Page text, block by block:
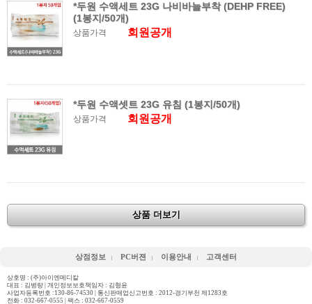
*두원 수액세트 23G 나비바늘부착 (DEHP FREE)
(1봉지/50개)
상품가격 회원공개
*두원 수액셋트 23G 유침 (1봉지/50개)
상품가격 회원공개
상품 더보기
상점정보 PC버젼 이용안내 고객센터
상호명 : (주)아이엔메디칼
대표 : 김병량 | 개인정보보호책임자 : 김형윤
사업자등록번호 :130-86-74530 | 통신판매업신고번호 : 2012-경기부천 제1283호
전화 : 032-667-0555 | 팩스 : 032-667-0559